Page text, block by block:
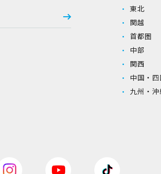
東北
関越
首都圏
中部
関西
中国・四
九州・沖